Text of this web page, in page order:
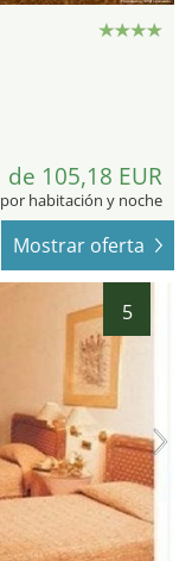
de 105,18 EUR
por habitación y noche
Mostrar oferta
5